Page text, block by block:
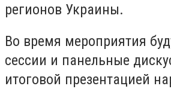
регионов Украины.
Во время мероприятия
сессии и панельные
итоговой презентацией